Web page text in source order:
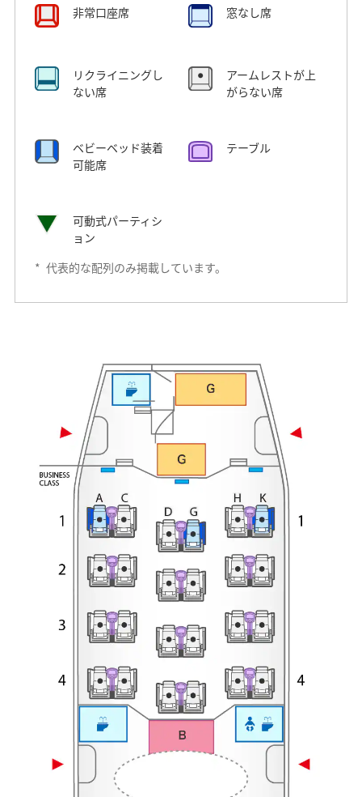
非常口座席 窓なし席
リクライニングし
ない席
アームレストが上
がらない席
ベビーベッド装着
可能席
テーブル
可動式パーティシ
ョン
* 代表的な配列のみ掲載しています。